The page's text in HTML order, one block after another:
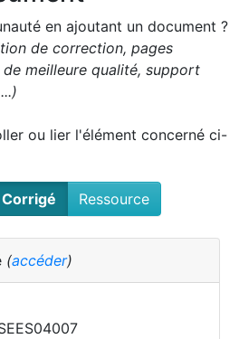
en ajoutant un document ?
de correction, pages
meilleure qualité, support
ou lier l'élément concerné ci-
Corrigé Ressource
(accéder)